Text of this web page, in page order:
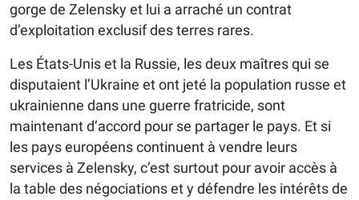
gorge de Zelensky et lui a arraché un contrat
d’exploitation exclusif des terres rares.
Les États-Unis et la Russie, les deux maîtres qui se
disputaient l’Ukraine et ont jeté la population russe et
ukrainienne dans une guerre fratricide, sont
maintenant d’accord pour se partager le pays. Et si
les pays européens continuent à vendre leurs
services à Zelensky, c’est surtout pour avoir accès à
la table des négociations et y défendre les intérêts de